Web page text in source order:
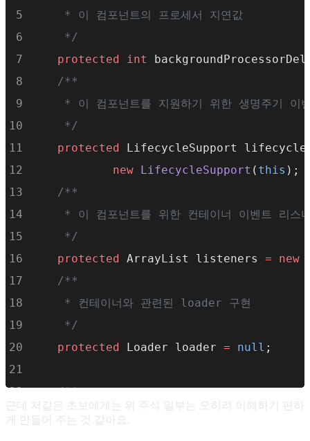
     * 이 컴포넌트의 프로세서 지연값
     */
protected
int
    /**
* 이 컴포넌트를 지원하기 위한 생명주기 이
     */
protected LifecycleSupport
new LifecycleSupport ( this );
    /**
* 이 컴포넌트를 위한 컨테이너 이벤트 리스
     */
protected ArrayList listeners = new
    /**
     * 컨테이너와 관련된 loader 구현
     */
protected Loader loader = null ;
    /**
     * 컨테이너와 관련된 Logger 구현
근데 저같은 초보에게는 위 주석 일부는 오히려 이해하기 편하
게 만들어 주는 것 같아요.